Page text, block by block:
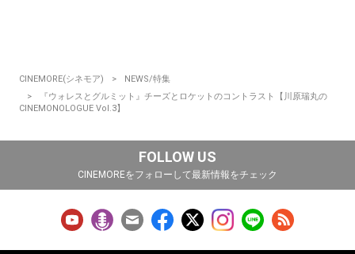
CINEMORE(シネモア)
NEWS/特集
『ウォレスとグルミット』チーズとロケットのコントラスト【川原瑞丸の
CINEMONOLOGUE Vol.3】
FOLLOW US
CINEMOREをフォローして最新情報をチェック